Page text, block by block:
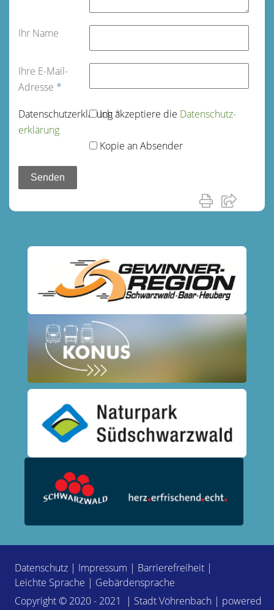
Ihr Name
Ihre E-Mail-
Adresse *
Datenschutz­erklärung*
Ich akzeptiere die Datenschutz­
erklärung
Kopie an Absender
Datenschutz | Impressum | Barrierefreiheit |
Leichte Sprache | Gebärdensprache
Copyright © 2020 - 2021 | Stadt Vöhrenbach | powered